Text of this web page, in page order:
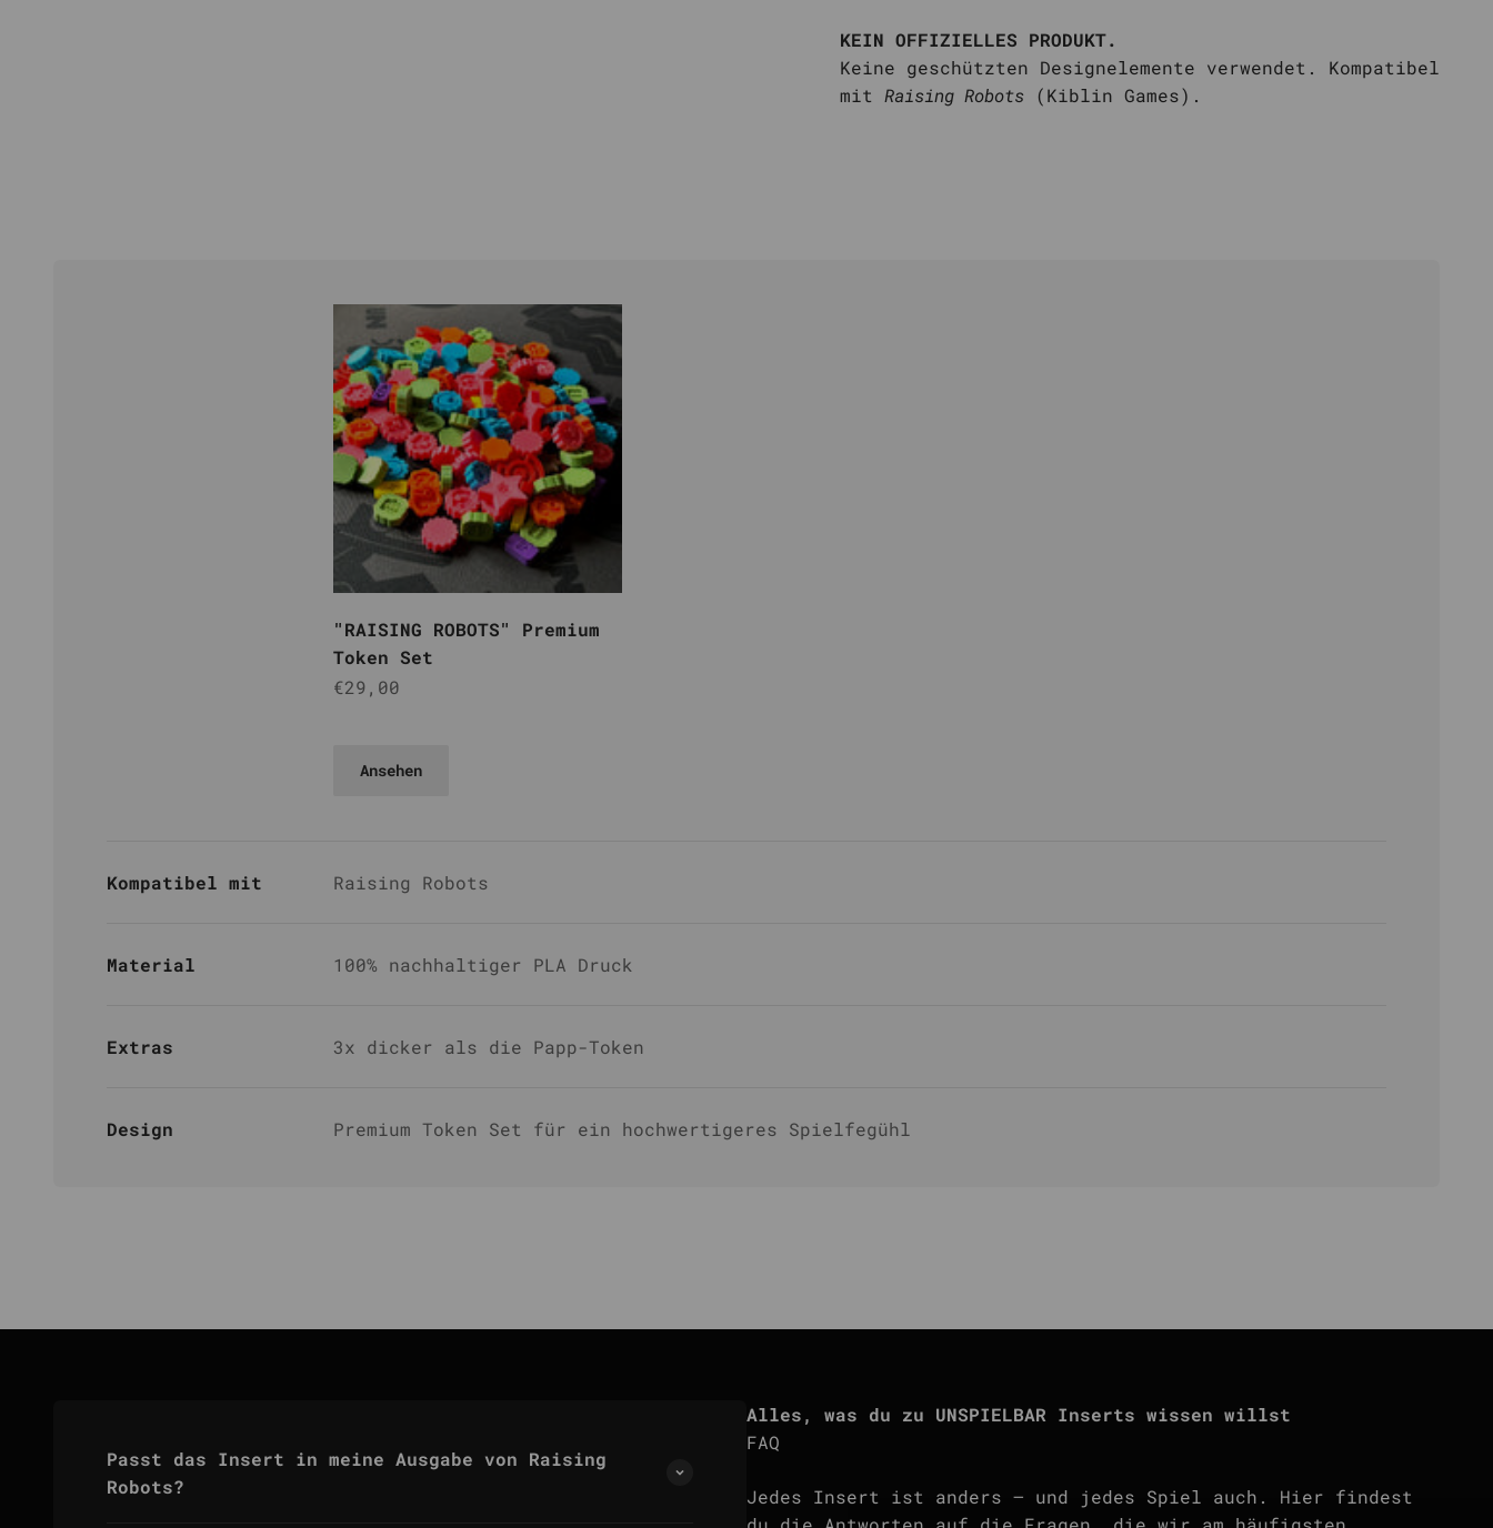
KEIN OFFIZIELLES PRODUKT.
Keine geschützten Designelemente verwendet. Kompatibel
mit Raising Robots (Kiblin Games).
"RAISING ROBOTS" Premium
Token Set
Angebot
€29,00
Ansehen
Kompatibel mit Raising Robots
Material 100% nachhaltiger PLA Druck
Extras 3x dicker als die Papp-Token
Design Premium Token Set für ein hochwertigeres Spielfegühl
Alles, was du zu UNSPIELBAR Inserts wissen willst
FAQ
Jedes Insert ist anders — und jedes Spiel auch. Hier findest
Passt das Insert in meine Ausgabe von Raising
Robots?